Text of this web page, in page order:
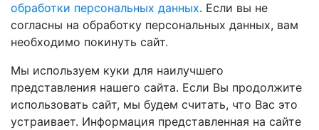
обработки персональных данных. Если вы не
согласны на обработку персональных данных, вам
необходимо покинуть сайт.
Мы используем куки для наилучшего
представления нашего сайта. Если Вы продолжите
использовать сайт, мы будем считать, что Вас это
устраивает. Информация представленная на сайте